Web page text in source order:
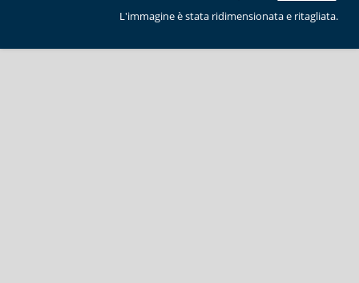
L'immagine è stata ridimensionata e ritagliata.